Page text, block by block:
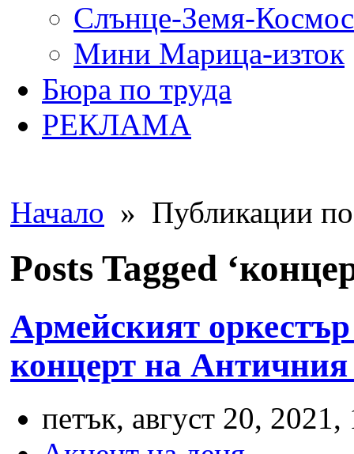
Слънце-Земя-Космос
Мини Марица-изток
Бюра по труда
РЕКЛАМА
Начало » Публикации по
Posts Tagged
Армейският
концерт на
петък, август 20, 2021,